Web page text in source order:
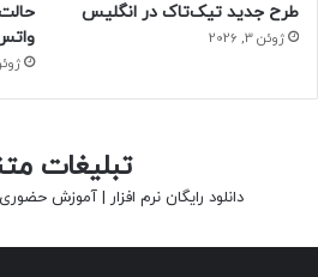
رفع فیلتر
طرح جدید تیک‌تاک در انگلیس
ژوئن 3, 2026
ژوئن
تبلیغات
دانلود رایگان نرم افزار | آموزش حضوری